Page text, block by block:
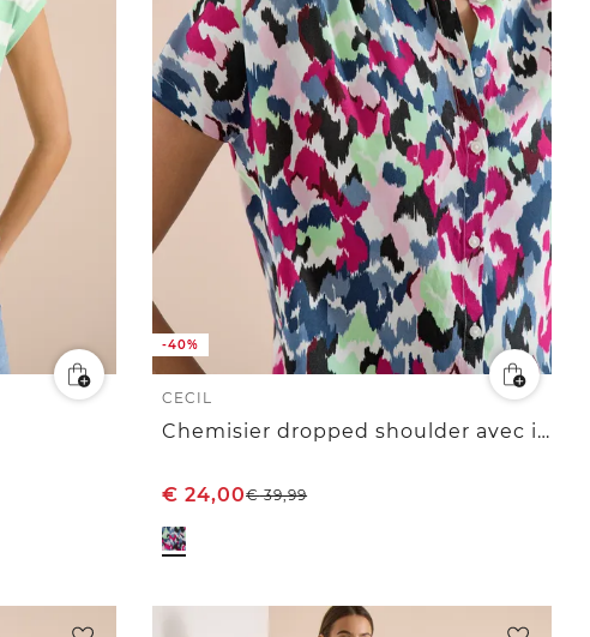
-40%
CECIL
Chemisier dropped shoulder avec imprimé
€ 24,00€39,99